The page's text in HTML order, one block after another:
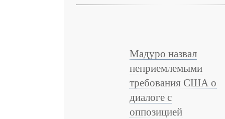
Мадуро назвал
неприемлемыми
требования США о
диалоге с
оппозицией